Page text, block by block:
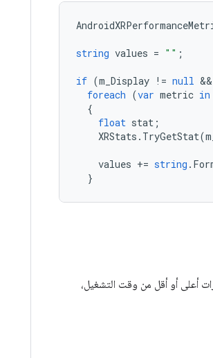
string values = "" ;
if (m_Display != null
foreach (var metric in
{
float stat ;
XRStats . TryGetStat(
values += string .
}
أعلى أو أقل من وقت التشغيل،